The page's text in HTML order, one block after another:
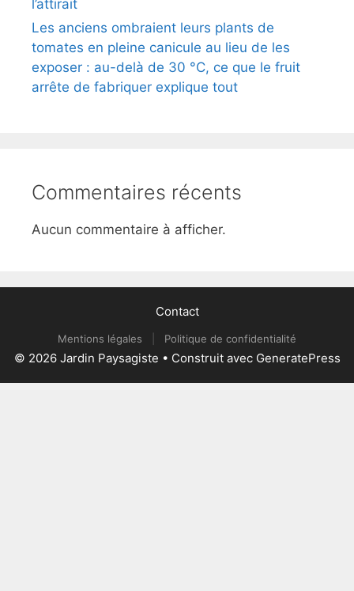
l’attirait
Les anciens ombraient leurs plants de
tomates en pleine canicule au lieu de les
exposer : au-delà de 30 °C, ce que le fruit
arrête de fabriquer explique tout
Commentaires récents
Aucun commentaire à afficher.
Contact
Mentions légales Politique de confidentialité
© 2026 Jardin Paysagiste • Construit avec GeneratePress